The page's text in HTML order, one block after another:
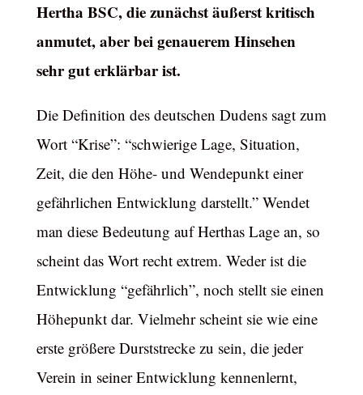
Hertha BSC, die zunächst äußerst kritisch
anmutet, aber bei genauerem Hinsehen
sehr gut erklärbar ist.
Die Definition des deutschen Dudens sagt zum
Wort “Krise”: “schwierige Lage, Situation,
Zeit, die den Höhe- und Wendepunkt einer
gefährlichen Entwicklung darstellt.” Wendet
man diese Bedeutung auf Herthas Lage an, so
scheint das Wort recht extrem. Weder ist die
Entwicklung “gefährlich”, noch stellt sie einen
Höhepunkt dar. Vielmehr scheint sie wie eine
erste größere Durststrecke zu sein, die jeder
Verein in seiner Entwicklung kennenlernt,